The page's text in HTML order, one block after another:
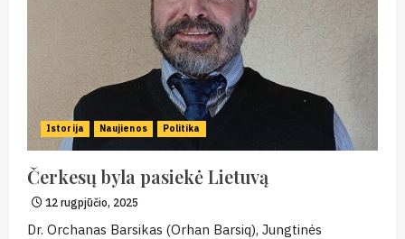
Istorija Naujienos Politika
Čerkesų byla pasiekė Lietuvą
12 rugpjūčio, 2025
Dr. Orchanas Barsikas (Orhan Barsiq), Jungtinės